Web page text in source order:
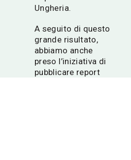
Ungheria.
A seguito di questo
grande risultato,
abbiamo anche
preso l’iniziativa di
pubblicare report